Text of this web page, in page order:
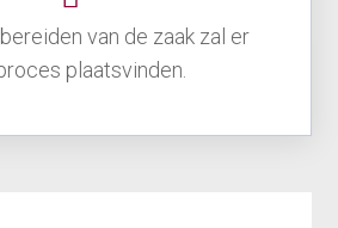
van de zaak zal er
plaatsvinden.